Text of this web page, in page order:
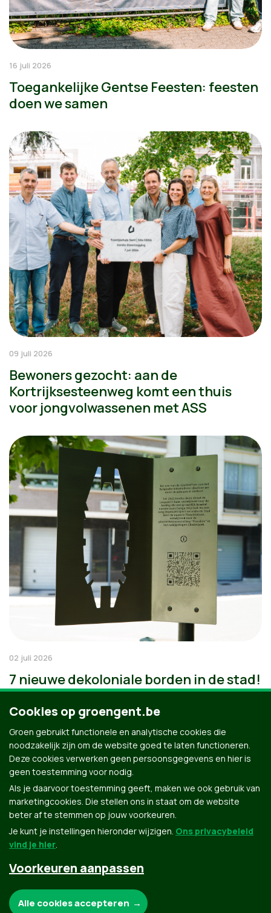
16 juli 2026
Toegankelijke Gentse Feesten: feesten
doen we samen
09 juli 2026
Bewoners gezocht: aan de
Kortrijksesteenweg komt een thuis
voor jongvolwassenen met ASS
02 juli 2026
7 nieuwe dekoloniale borden in de stad!
Groen.be
Cookies op groengent.be
Groen gebruikt functionele en analytische cookies die
noodzakelijk zijn om de website goed te laten functioneren.
Deze cookies verwerken geen persoonsgegevens en hier is
geen toestemming voor nodig.
Als je daarvoor toestemming geeft, maken we ook gebruik van
marketingcookies. Die stellen ons in staat om de website
beter af te stemmen op jouw voorkeuren.
Je kunt je instellingen hieronder wijzigen. Ons privacybeleid
vind je hier.
Voorkeuren aanpassen
Alle cookies accepteren